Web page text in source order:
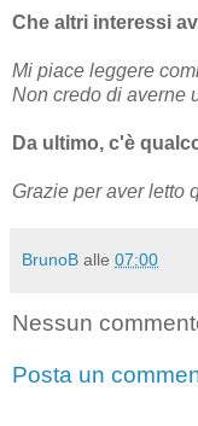
Che altri interessi
Mi piace leggere
Non credo di averne
Da ultimo, c'è
Grazie per aver letto
BrunoB alle 07:00
Nessun
Posta un